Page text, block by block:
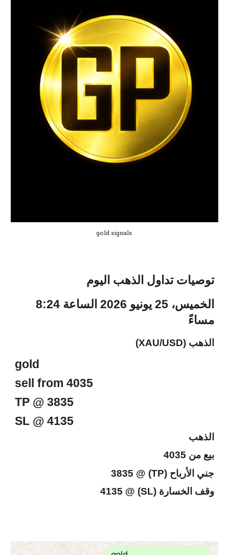
gold signals
توصيات تداول الذهب اليوم
الخميس، 25 يونيو 2026 الساعة 8:24
مساءً
الذهب (XAU/USD)
gold
sell from 4035
TP @ 3835
SL @ 4135
الذهب
بيع من 4035
جني الأرباح (TP) @ 3835
وقف الخسارة (SL) @ 4135